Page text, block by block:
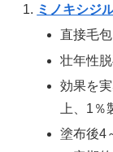
ミノキシジ
直接毛
壮年性
効果を
上、1
塗布後4